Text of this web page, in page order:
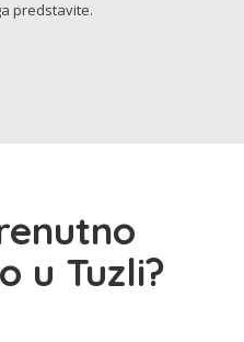
predstavite.
u Tuzli?